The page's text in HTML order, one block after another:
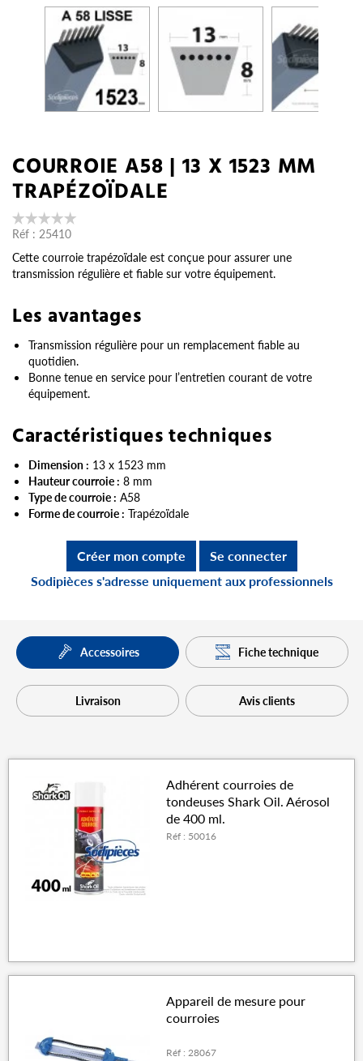
COURROIE A58 | 13 X 1523 MM
TRAPÉZOÏDALE
Réf : 25410
Cette courroie trapézoïdale est conçue pour assurer une
transmission régulière et fiable sur votre équipement.
Les avantages
Transmission régulière pour un remplacement fiable au
quotidien.
Bonne tenue en service pour l’entretien courant de votre
équipement.
Caractéristiques techniques
Dimension : 13 x 1523 mm
Hauteur courroie : 8 mm
Type de courroie : A58
Forme de courroie : Trapézoïdale
Créer mon compte
Se connecter
Sodipièces s'adresse uniquement aux professionnels
Accessoires Fiche technique
Livraison Avis clients
Adhérent courroies de
tondeuses Shark Oil. Aérosol
de 400 ml.
Réf : 50016
Appareil de mesure pour
courroies
Réf : 28067